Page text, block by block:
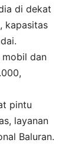
di dekat
kapasitas
mobil dan
pintu
layanan
Baluran.